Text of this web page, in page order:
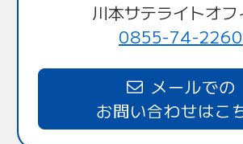
川本サテライトオフ
0855-74-2260
メールでの
お問い合わせはこ